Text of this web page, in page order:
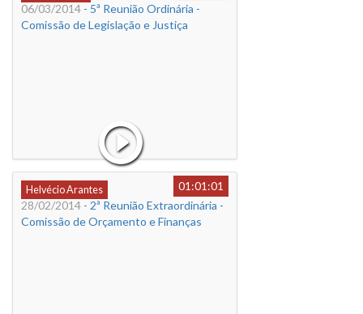
06/03/2014 - 5ª Reunião Ordinária -
Comissão de Legislação e Justiça
Helvécio Arantes
01:01:01
28/02/2014 - 2ª Reunião Extraordinária -
Comissão de Orçamento e Finanças